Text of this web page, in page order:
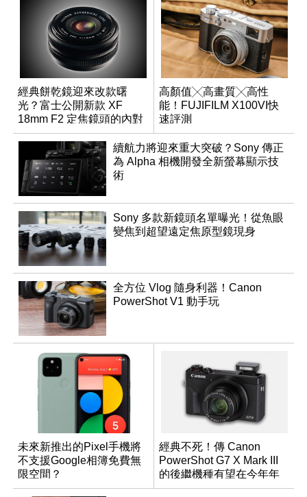
經典餅乾鏡迎來改款曙
光？富士公開新款 XF
18mm F2 定焦鏡頭的內對
焦專利
高顏值╳高畫質╳高性
能！FUJIFILM X100VI快
速評測
續航力將迎來重大突破？Sony 傳正
為 Alpha 相機開發全新螢幕顯示技
術
Sony 多款新鏡頭名單曝光！從魚眼
變焦到超望遠定焦原型鏡現身
全方位 Vlog 隨身利器！Canon
PowerShot V1 動手玩
未來新推出的Pixel手機將
不支援Google相簿免費無
限空間？
經典不死！傳 Canon
PowerShot G7 X Mark III
的後繼機種有望在今年年
底前推出？